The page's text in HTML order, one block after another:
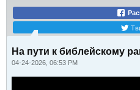
На пути к библейскому
04-24-2026, 06:53 PM